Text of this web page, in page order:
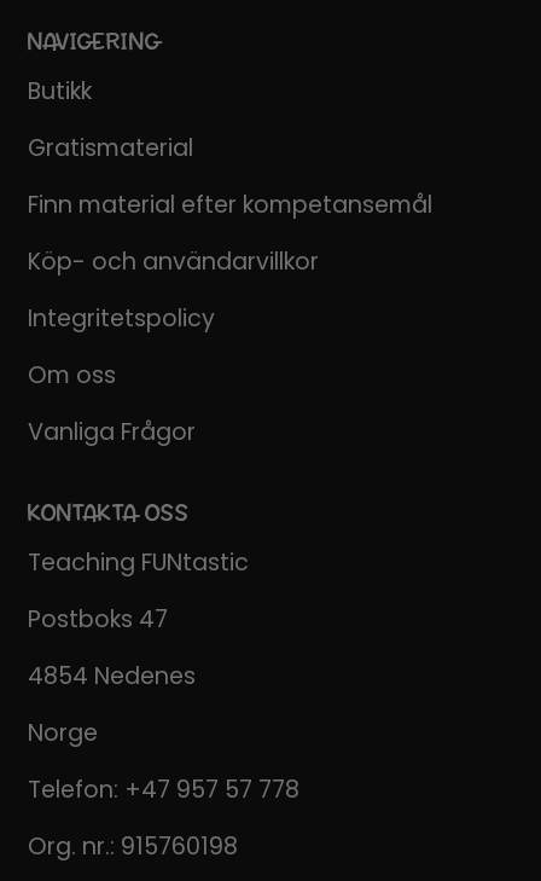
NAVIGERING
Butikk
Gratismaterial
Finn material efter kompetansemål
Köp- och användarvillkor
Integritetspolicy
Om oss
Vanliga Frågor
KONTAKTA OSS
Teaching FUNtastic
Postboks 47
4854 Nedenes
Norge
Telefon: +47 957 57 778
Org. nr.: 915760198